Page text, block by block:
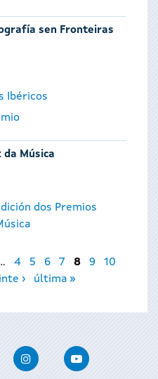
sen Fronteiras
Ibéricos
da Música
dos Premios
4 5 6 7 8 9
10
› última »
InstagramYoutube